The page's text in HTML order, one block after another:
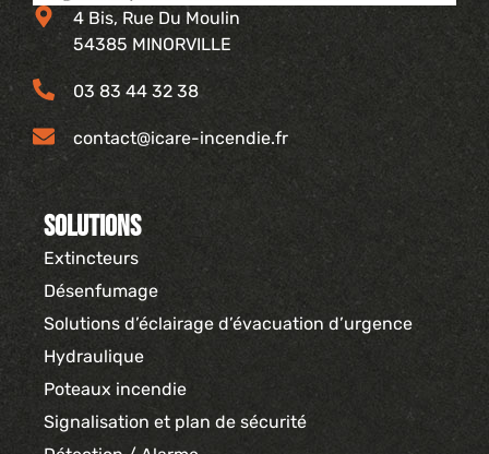
4 Bis, Rue Du Moulin
54385 MINORVILLE
03 83 44 32 38
contact@icare-incendie.fr
Solutions
Extincteurs
Désenfumage
Solutions d’éclairage d’évacuation d’urgence
Hydraulique
Poteaux incendie
Signalisation et plan de sécurité